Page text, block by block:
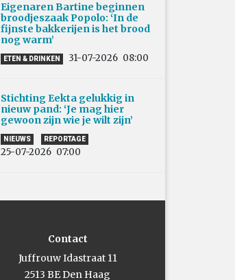
Eigenaren Bartine beginnen
broodjeszaak Popolo: ‘In de
fijnste bakkerijen is het brood
nog warm’
ETEN & DRINKEN 31-07-2026 08:00
Stichting Eekta gelukkig in
nieuw pand: ‘Je mag hier
gewoon zijn wie je wilt zijn’
NIEUWS REPORTAGE
25-07-2026 07:00
Contact
Juffrouw Idastraat 11
2513 BE Den Haag